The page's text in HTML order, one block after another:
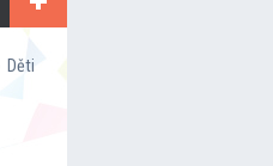
Děti